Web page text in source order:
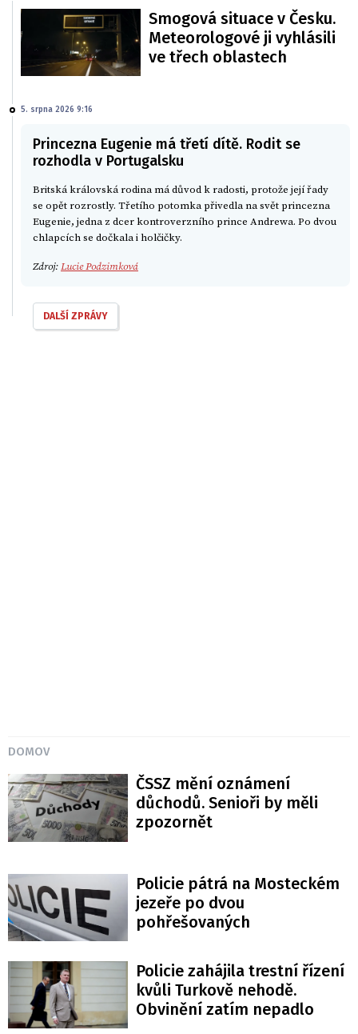
Smogová situace v Česku.
Meteorologové ji vyhlásili
ve třech oblastech
5. srpna 2026 9:16
Princezna Eugenie má třetí dítě. Rodit se
rozhodla v Portugalsku
Britská královská rodina má důvod k radosti, protože její řady
se opět rozrostly. Třetího potomka přivedla na svět princezna
Eugenie, jedna z dcer kontroverzního prince Andrewa. Po dvou
chlapcích se dočkala i holčičky.
Zdroj:Lucie Podzimková
DALŠÍ ZPRÁVY
DOMOV
ČSSZ mění oznámení
důchodů. Senioři by měli
zpozornět
Policie pátrá na Mosteckém
jezeře po dvou
pohřešovaných
Policie zahájila trestní řízení
kvůli Turkově nehodě.
Obvinění zatím nepadlo